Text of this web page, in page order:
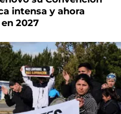
intensa y ahora
2027